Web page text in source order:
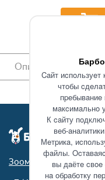
Caйт
чтoбы
пpeбывaниe
мaкcимaльнo
К caйту
вeб-
Мeтpикa,
фaйлы.
вы дaётe cвoe
нa oбpaбoтку
Описание
Зоомагазин в Туле